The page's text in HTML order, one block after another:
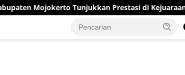
Prestasi di Kejuaraan Open Piala Wali Kota